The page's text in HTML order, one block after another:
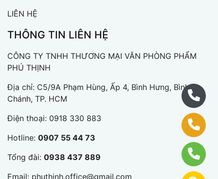
LIÊN HỆ
THÔNG TIN LIÊN HỆ
CÔNG TY TNHH THƯƠNG MẠI VĂN PHÒNG PHẨM
PHÚ THỊNH
Địa chỉ: C5/9A Phạm Hùng, Ấp 4, Bình Hưng, Bình
Chánh, TP. HCM
Điện thoại: 0918 330 883
Hotline: 0907 55 44 73
Tổng đài: 0938 437 889
Email: phuthinh.office@gmail.com